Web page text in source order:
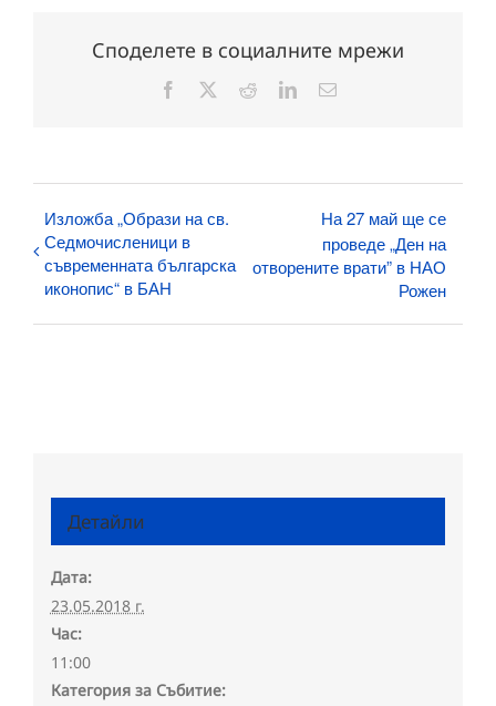
Споделете в социалните мрежи
Facebook RedditLinkedInЕлектронна
Изложба „Образи на св.
Седмочисленици в
съвременната българска
иконопис“ в БАН
На 27 май ще се
проведе „Ден на
отворените врати” в НАО
Рожен
Детайли
Дата:
23.05.2018 г.
Час:
11:00
Категория за Събитие: